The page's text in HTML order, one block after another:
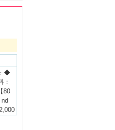
4時
勤務
名
！
一
テ
ま
◆
：
80